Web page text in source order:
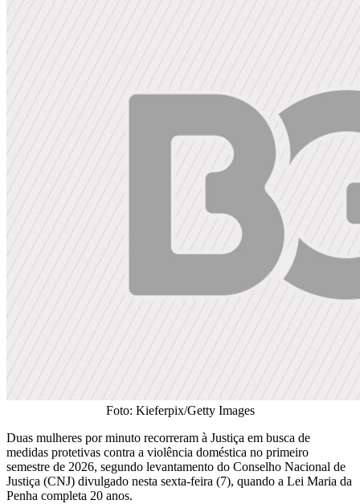
Foto: Kieferpix/Getty Images
Duas mulheres por minuto recorreram à Justiça em busca de
medidas protetivas contra a violência doméstica no primeiro
semestre de 2026, segundo levantamento do Conselho Nacional de
Justiça (CNJ) divulgado nesta sexta-feira (7), quando a Lei Maria da
Penha completa 20 anos.